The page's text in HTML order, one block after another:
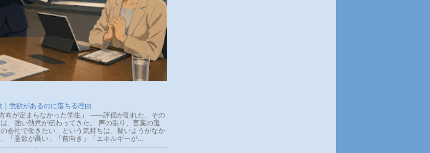
意欲があるのに落ちる理由
向が定まらなかった学生」 ――評価が割れた、その
強い熱意が伝わってきた。 声の張り、言葉の選
会社で働きたい」という気持ちは、疑いようがなか
意欲が高い」「前向き」「エネルギーが...